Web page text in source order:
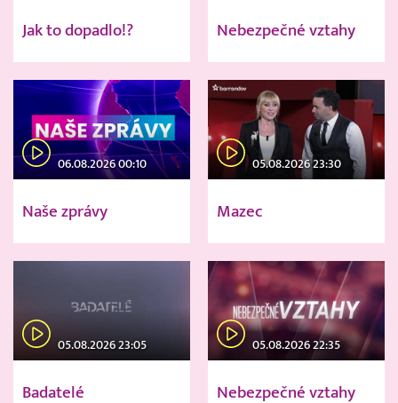
Jak to dopadlo!? Nebezpečné vztahy
06.08.2026 00:10
Naše zprávy
05.08.2026 23:30
Mazec
05.08.2026 23:05
Badatelé
05.08.2026 22:35
Nebezpečné vztahy